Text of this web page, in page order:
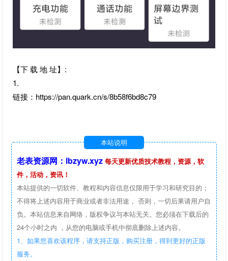
【下 载 地 址】:
1.
链接：https://pan.quark.cn/s/8b58f6bd8c79
本站说明
老表资源网：lbzyw.xyz 每天更新优质技术教程，资源，软
件，活动，资讯！
本站提供的一切软件、教程和内容信息仅限用于学习和研究目的；
不得将上述内容用于商业或者非法用途， 否则，一切后果请用户自
负。本站信息来自网络，版权争议与本站无关。您必须在下载后的
24个小时之内 ，从您的电脑或手机中彻底删除上述内容。
1、如果您喜欢该程序，请支持正版，购买注册，得到更好的正版
服务。